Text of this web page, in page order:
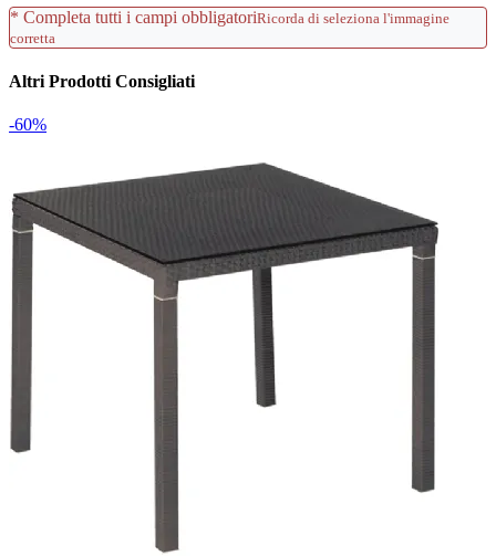
* Completa tutti i campi obbligatoriRicorda di seleziona l'immagine
corretta
Altri Prodotti Consigliati
-60%